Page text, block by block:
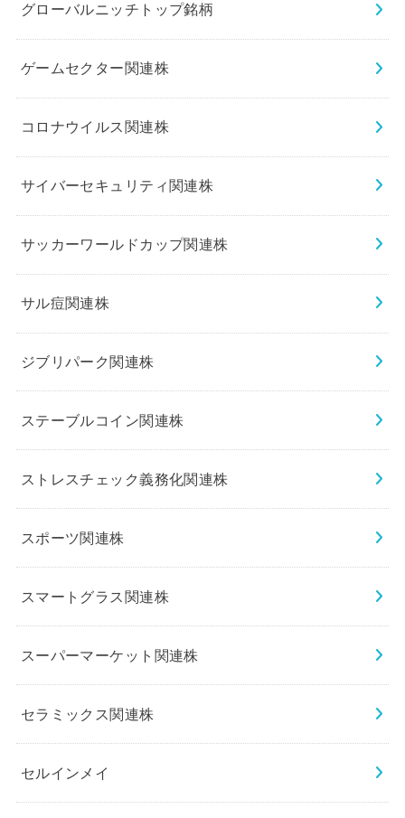
グローバルニッチトップ銘柄
ゲームセクター関連株
コロナウイルス関連株
サイバーセキュリティ関連株
サッカーワールドカップ関連株
サル痘関連株
ジブリパーク関連株
ステーブルコイン関連株
ストレスチェック義務化関連株
スポーツ関連株
スマートグラス関連株
スーパーマーケット関連株
セラミックス関連株
セルインメイ